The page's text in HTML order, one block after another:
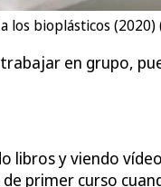
los bioplásticos
en grupo,
libros y viendo
primer curso